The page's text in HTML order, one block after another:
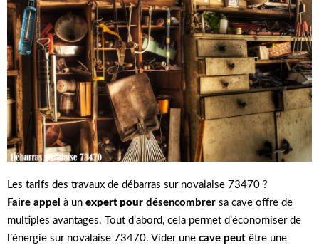
Les tarifs des travaux de débarras sur novalaise 73470 ?
Faire appel à un expert pour désencombrer sa cave offre de
multiples avantages. Tout d’abord, cela permet d’économiser de
l’énergie sur novalaise 73470. Vider une cave peut être une